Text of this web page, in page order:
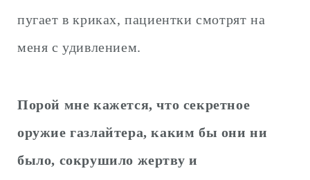
пугает в криках, пациентки смотрят на
меня с удивлением.
Порой мне кажется, что секретное
оружие газлайтера, каким бы они ни
было, сокрушило жертву и